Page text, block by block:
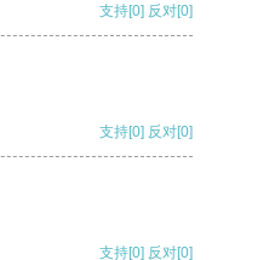
支持[0] 反对[0]
支持[0] 反对[0]
支持[0] 反对[0]